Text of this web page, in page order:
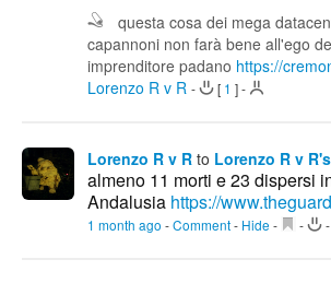
questa cosa dei mega
capannoni non farà bene all'ego
imprenditore padano https://
Lorenzo R v R - [ 1 ]-
Lorenzo R v R to Lorenzo R v
almeno 11 morti e 23 dispersi
Andalusia https://
1 month ago -Comment- Hide - - -